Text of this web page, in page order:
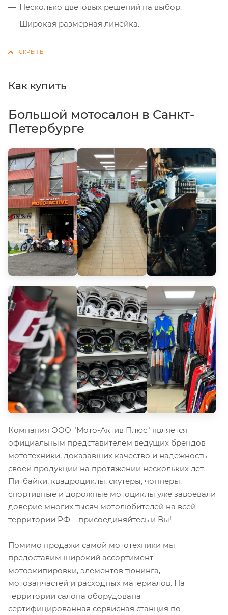
Несколько цветовых решений на выбор.
Широкая размерная линейка.
Как купить
Большой мотосалон в Санкт-
Петербурге
Компания ООО "Мото-Актив Плюс" является
официальным представителем ведущих брендов
мототехники, доказавших качество и надежность
своей продукции на протяжении нескольких лет.
Питбайки, квадроциклы, скутеры, чопперы,
спортивные и дорожные мотоциклы уже завоевали
доверие многих тысяч мотолюбителей на всей
территории РФ – присоединяйтесь и Вы!
Помимо продажи самой мототехники мы
предоставим широкий ассортимент
мотоэкипировки, элементов тюнинга,
мотозапчастей и расходных материалов. На
территории салона оборудована
сертифицированная сервисная станция по